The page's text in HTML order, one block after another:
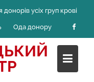
усіх груп крові
Ода донору